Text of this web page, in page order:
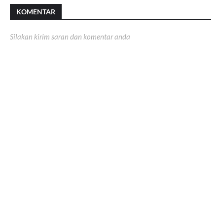
KOMENTAR
Silakan kirim saran dan komentar anda